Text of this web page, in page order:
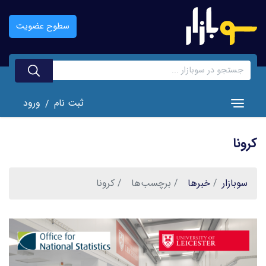
اصلی
سطوح عضویت
Toggle navigation ثبت نام / ورود
کرونا
سوبازار خبر‌ها برچسب‌ها کرونا